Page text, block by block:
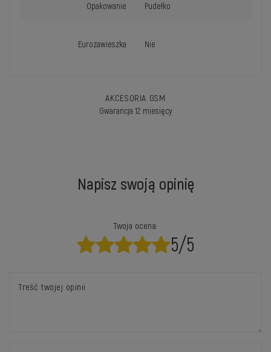
Opakowanie Pudełko
Eurozawieszka Nie
AKCESORIA GSM
Gwarancja 12 miesięcy
Napisz swoją opinię
Twoja ocena:
5/5
Treść twojej opinii